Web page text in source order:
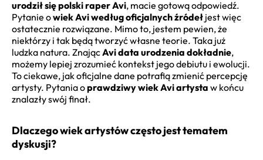
urodził się polski raper Avi, macie gotową odpowiedź.
Pytanie owiek Avi według oficjalnych źródeł jest więc
ostatecznie rozwiązane. Mimo to, jestem pewien, że
niektórzy i tak będą tworzyć własne teorie. Taka już
ludzka natura. ZnającAvi data urodzenia dokładnie,
możemy lepiej zrozumieć kontekst jego debiutu i ewolucji.
To ciekawe, jak oficjalne dane potrafią zmienić percepcję
artysty. Pytania oprawdziwy wiek Avi artysta w końcu
znalazły swój finał.
Dlaczego wiek artystów często jest tematem
dyskusji?